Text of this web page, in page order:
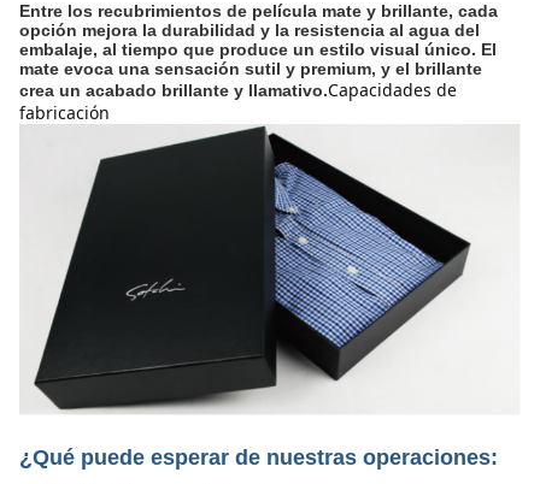
Entre los recubrimientos de película mate y brillante, cada
opción mejora la durabilidad y la resistencia al agua del
embalaje, al tiempo que produce un estilo visual único. El
mate evoca una sensación sutil y premium, y el brillante
crea un acabado brillante y llamativo.Capacidades de
fabricación
¿Qué puede esperar de nuestras operaciones: